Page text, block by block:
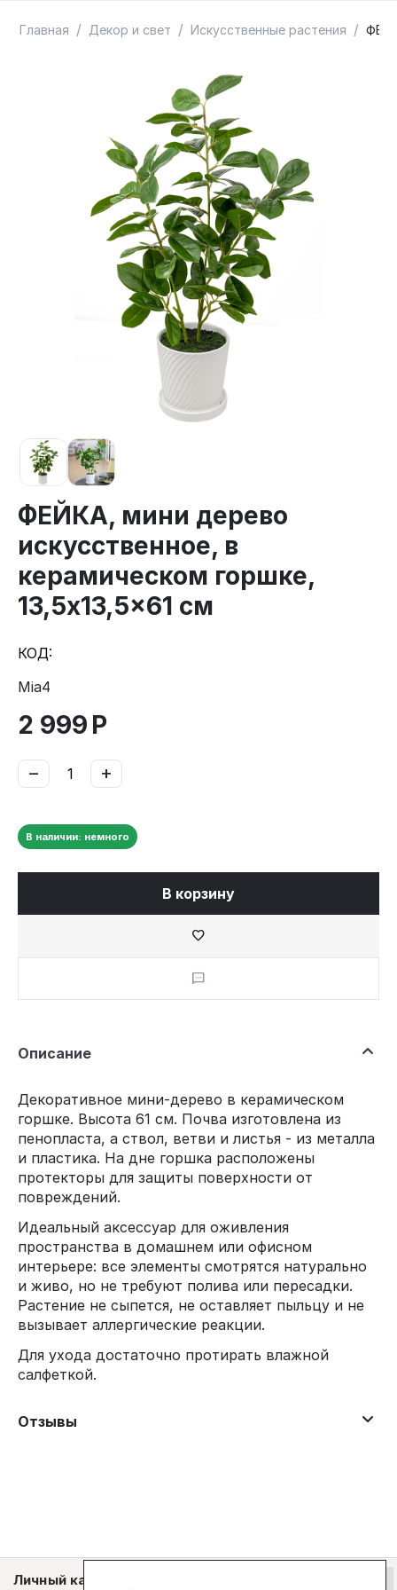
Главная / Декор и свет / Искусственные растения /
ФЕЙКА, мини дерево
искусственное, в
керамическом горшке,
13,5x13,5x61 см
КОД:
Mia4
2 999 Р
+
−
В наличии: немного
В корзину
Описание
Декоративное мини-дерево в керамическом
горшке. Высота 61 см. Почва изготовлена из
пенопласта, а ствол, ветви и листья - из металла
и пластика. На дне горшка расположены
протекторы для защиты поверхности от
повреждений.
Идеальный аксессуар для оживления
пространства в домашнем или офисном
интерьере: все элементы смотрятся натурально
и живо, но не требуют полива или пересадки.
Растение не сыпется, не оставляет пыльцу и не
вызывает аллергические реакции.
Для ухода достаточно протирать влажной
салфеткой.
Отзывы
Личный кабинет